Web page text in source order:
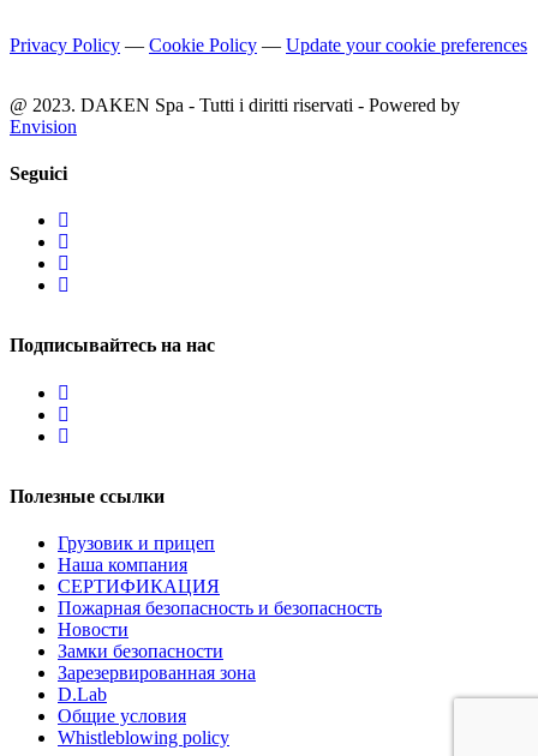
Privacy Policy — Cookie Policy — Update your cookie preferences
@ 2023. DAKEN Spa - Tutti i diritti riservati - Powered by
Envision
Seguici
Подписывайтесь на нас
Полезные ссылки
Грузовик и прицеп
Наша компания
СЕРТИФИКАЦИЯ
Пожарная безопасность и безопасность
Новости
Замки безопасности
Зарезервированная зона
D.Lab
Общие условия
Whistleblowing policy